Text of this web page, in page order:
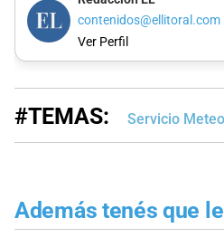
contenidos@ellitoral.com
Ver Perfil
#TEMAS: Servicio
Además tenés que